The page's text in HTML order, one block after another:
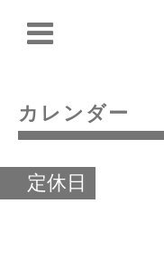
カレンダー
定休日